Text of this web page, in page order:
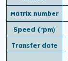
Matrix number
Speed ​​(rpm)
Transfer date